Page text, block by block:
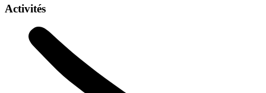
Activités